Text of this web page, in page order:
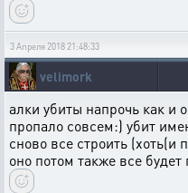
3 Апреля 2018 21:48:33
velimork
алки убиты напрочь как и
пропало совсем:) убит
сново все строить
оно потом также все будет